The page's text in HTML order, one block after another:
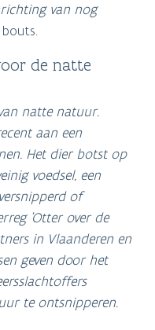
van nog
de natte
natte natuur.
aan een
Het dier botst op
voedsel, een
of
'Otter over de
in Vlaanderen en
geven door het
te ontsnipperen.